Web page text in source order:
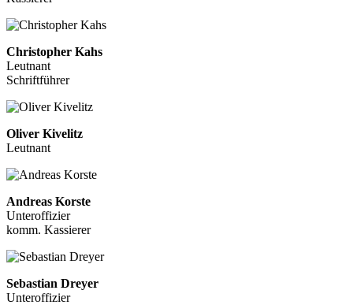
Christopher Kahs
Leutnant
Schriftführer
Oliver Kivelitz
Leutnant
Andreas Korste
Unteroffizier
komm. Kassierer
Sebastian Dreyer
Unteroffizier